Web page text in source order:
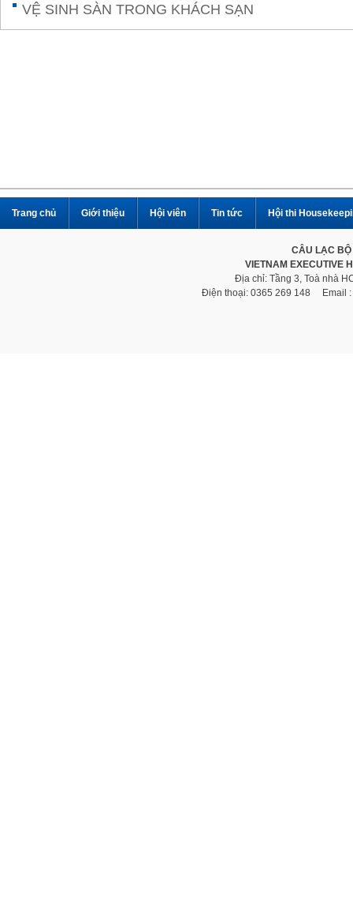
VỆ SINH SÀN TRONG KHÁCH SẠN
Trang chủ Giới thiệu Hội viên Tin tức Hội thi
CÂU LẠC BỘ
VIETNAM EXECUTIVE
Địa chỉ: Tầng 3, Toà nhà
Điện thoại: 0365 269 148 Email